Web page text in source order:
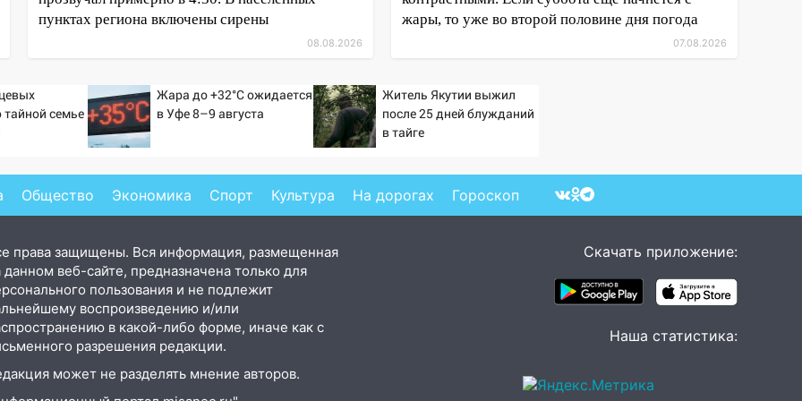
пунктах региона включены сирены
08.08.2026
жары, то уже во второй половине дня погода
07.08.2026
тайной семье
Жара до +32°C ожидается
в Уфе 8–9 августа
Житель Якутии выжил
после 25 дней блужданий
в тайге
Общество Экономика Спорт Культура На дорогах Гороскоп
права защищены. Вся информация, размещенная
данном веб-сайте, предназначена только для
пользования и не подлежит
воспроизведению и/или
в какой-либо форме, иначе как с
разрешения редакции.
может не разделять мнение авторов.
Скачать приложение:
Наша статистика: